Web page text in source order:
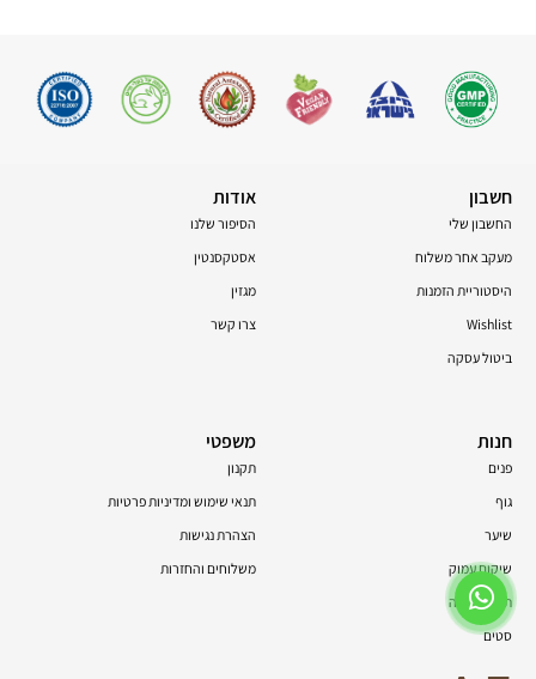
חשבון
החשבון שלי
מעקב אחר משלוח
היסטוריית הזמנות
Wishlist
ביטול עסקה
אודות
הסיפור שלנו
אסטקסנטין
מגזין
צרו קשר
חנות
פנים
גוף
שיער
שיקום עמוק
תוספי תזונה
סטים
משפטי
תקנון
תנאי שימוש ומדיניות פרטיות
הצהרת נגישות
משלוחים והחזרות